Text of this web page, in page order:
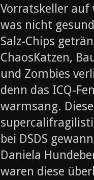
Vorratskeller
was nicht
Salz-Chips
ChaosKatzen,
und Zombies
denn das ICQ-
warmsang.
bei DSDS
Daniela
waren diese